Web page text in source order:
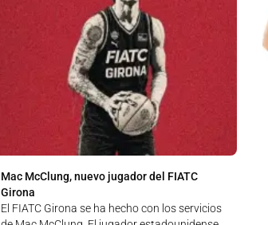
Mac McClung, nuevo jugador del FIATC
Girona
El FIATC Girona se ha hecho con los servicios